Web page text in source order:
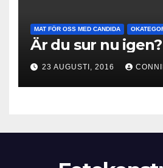
MAT FÖR OSS MED CANDIDA
Är du sur nu igen?
23 AUGUSTI, 2016